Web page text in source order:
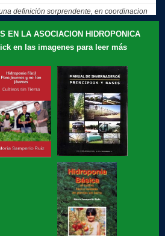
definición sorprendente, en coordinacion
consejos y recomendaciones, El consejo
nuestros recuerdos: que motivó a Gloria
básico en linea
para jovenes y no tan jóvenes, libro de
tecnologico en hidroponia, Hidroponia a
EN LA ASOCIACION HIDROPONICA
en las imagenes para leer más